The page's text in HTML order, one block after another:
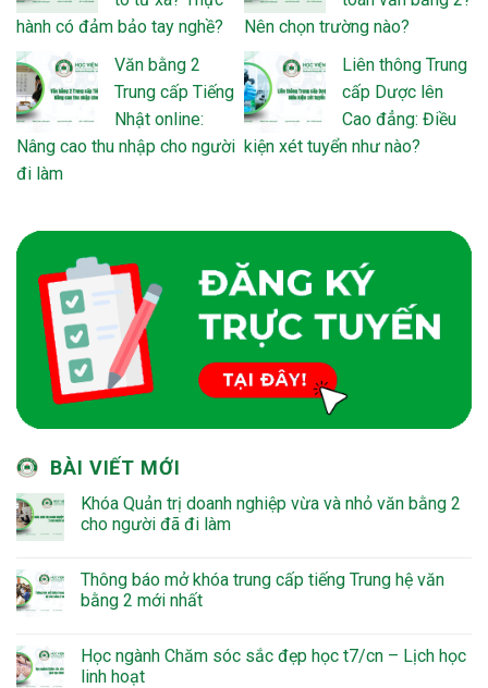
hành có đảm bảo tay nghề?
Nên chọn trường nào?
Văn bằng 2
Trung cấp Tiếng
Nhật online:
Nâng cao thu nhập cho người
đi làm
Liên thông Trung
cấp Dược lên
Cao đẳng: Điều
kiện xét tuyển như nào?
BÀI VIẾT MỚI
Khóa Quản trị doanh nghiệp vừa và nhỏ văn bằng 2
cho người đã đi làm
Thông báo mở khóa trung cấp tiếng Trung hệ văn
bằng 2 mới nhất
Học ngành Chăm sóc sắc đẹp học t7/cn – Lịch học
linh hoạt